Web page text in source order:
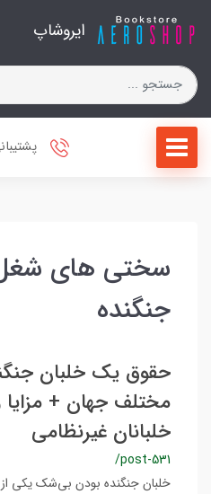
ایروشاپ
سختی های
جنگنده
حقوق یک خلبان
مختلف جهان + مزایا
خلبانان غیرنظامی
/post-531
خلبان جنگنده بودن بی‌شک یکی